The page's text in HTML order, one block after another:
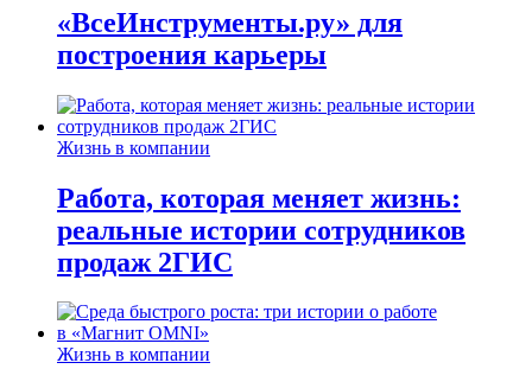
«ВсеИнструменты.ру» для
построения карьеры
Жизнь в компании
Работа, которая меняет жизнь:
реальные истории сотрудников
продаж 2ГИС
Жизнь в компании